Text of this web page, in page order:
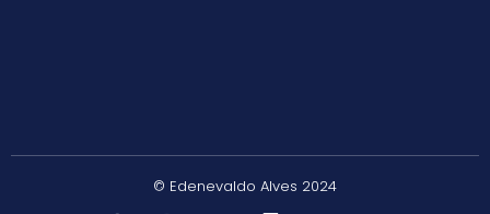
© Edenevaldo Alves 2024